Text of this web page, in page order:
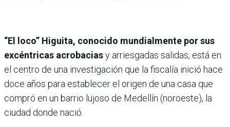
“El loco” Higuita, conocido mundialmente por sus
excéntricas acrobaciasy arriesgadas salidas, está en
el centro de una investigación que la fiscalía inició hace
doce años para establecer el origen de una casa que
compró en un barrio lujoso de Medellín (noroeste), la
ciudad donde nació.